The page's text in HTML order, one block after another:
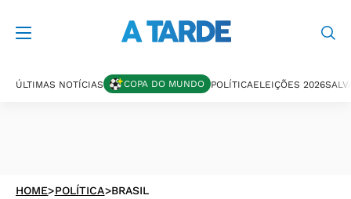
ÚLTIMAS NOTÍCIAS COPA DO MUNDO POLÍTICAELEIÇÕES 2026
HOME>POLÍTICA>BRASIL